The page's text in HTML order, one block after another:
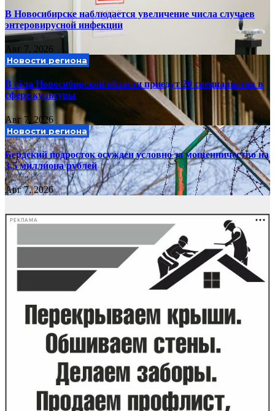
В Новосибирске наблюдается увеличение числа случаев
энтеровирусной инфекции
Авг 7, 2026
Новости региона
В сёла Новосибирской области приедут 20 специалистов в
сфере культуры
Авг 7, 2026
Новости региона
Бердский подросток осужден условно за мошенничество на
3,5 миллиона рублей
Авг 7, 2026
РЕКЛАМА